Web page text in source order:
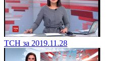
ТСН за 2019.11.28